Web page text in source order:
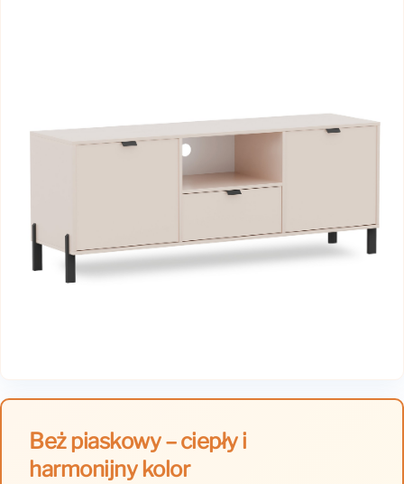
Beż piaskowy – ciepły i
harmonijny kolor